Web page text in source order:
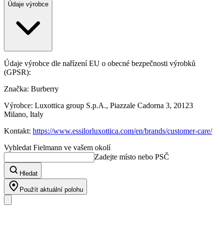
Údaje výrobce
Údaje výrobce dle nařízení EU o obecné bezpečnosti výrobků
(GPSR):
Značka: Burberry
Výrobce: Luxottica group S.p.A., Piazzale Cadorna 3, 20123
Milano, Italy
Kontakt: https://www.essilorluxottica.com/en/brands/customer-care/
Vyhledat Fielmann ve vašem okolí
Zadejte místo nebo PSČ
Hledat
Použít aktuální polohu